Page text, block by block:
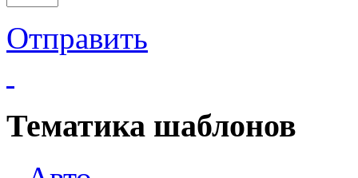
Отправить
Тематика шаблонов